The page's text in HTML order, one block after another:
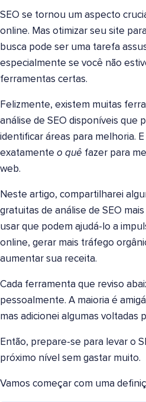
SEO se tornou um aspecto
online. Mas otimizar seu site
busca pode ser uma tarefa
especialmente se você não
ferramentas certas.
Felizmente, existem muitas
análise de SEO disponíveis que
identificar áreas para melhoria.
exatamente o quê fazer para
web.
Neste artigo, compartilharei
gratuitas de análise de SEO
usar que podem ajudá-lo a
online, gerar mais tráfego
aumentar sua receita.
Cada ferramenta que reviso
pessoalmente. A maioria é
mas adicionei algumas voltadas
Então, prepare-se para levar o
próximo nível sem gastar muito.
Vamos começar com uma